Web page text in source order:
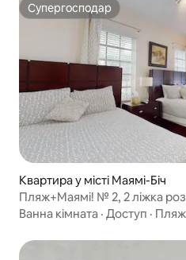
Супергосподар
Супергосподар
Квартира у місті Маямі-Біч
Пляж+Маямі! № 2, 2 ліжка
БЕЗКОШТОВНЕ паркування
Ванна кімната · Доступ · Пляж